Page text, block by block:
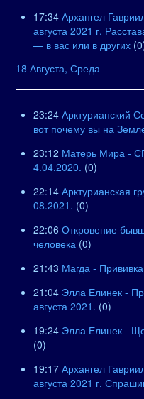
17:34 Архангел
августа 2021 г.
— в вас или в других
18 Августа, Среда
23:24 Арктурианский
вот почему вы на
23:12 Матерь Мира -
4.04.2020. (0)
22:14 Арктурианская
08.2021. (0)
22:06 Откровение
человека (0)
21:43 Магда -
21:04 Элла Елинек -
августа 2021. (0)
19:24 Элла Елинек -
(0)
19:17 Архангел
августа 2021 г.